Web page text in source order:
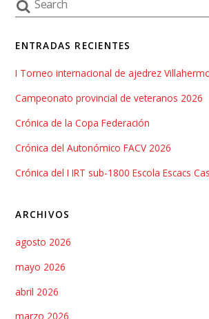
ENTRADAS RECIENTES
I Torneo internacional de ajedrez
Campeonato provincial de veteranos 2026
Crónica de la Copa Federación
Crónica del Autonómico FACV 2026
Crónica del I IRT sub-1800 Escola Escacs
ARCHIVOS
agosto 2026
mayo 2026
abril 2026
marzo 2026